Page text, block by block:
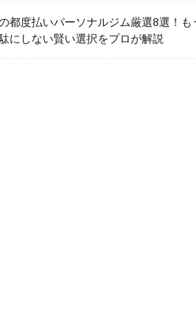
都度払いパーソナルジム厳選8選！も
にしない賢い選択をプロが解説